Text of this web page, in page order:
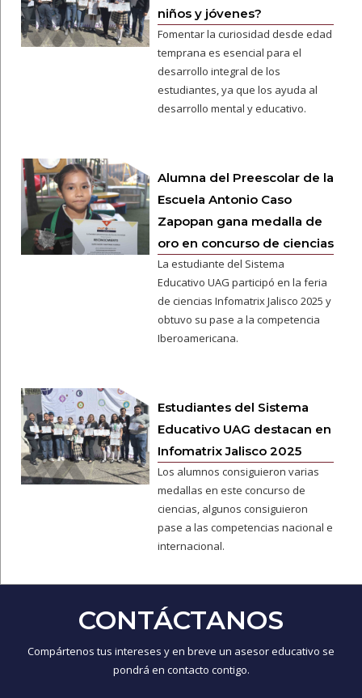
niños y jóvenes?
Fomentar la curiosidad desde edad
temprana es esencial para el
desarrollo integral de los
estudiantes, ya que los ayuda al
desarrollo mental y educativo.
Alumna del Preescolar de la
Escuela Antonio Caso
Zapopan gana medalla de
oro en concurso de ciencias
La estudiante del Sistema
Educativo UAG participó en la feria
de ciencias Infomatrix Jalisco 2025 y
obtuvo su pase a la competencia
Iberoamericana.
Estudiantes del Sistema
Educativo UAG destacan en
Infomatrix Jalisco 2025
Los alumnos consiguieron varias
medallas en este concurso de
ciencias, algunos consiguieron
pase a las competencias nacional e
internacional.
CONTÁCTANOS
Compártenos tus intereses y en breve un asesor educativo se
pondrá en contacto contigo.